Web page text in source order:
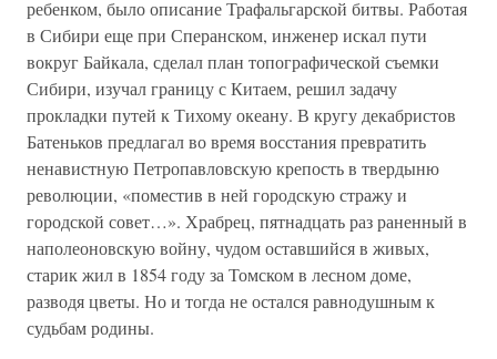
ребенком, было описание Трафальгарской битвы. Работая
в Сибири еще при Сперанском, инженер искал пути
вокруг Байкала, сделал план топографической съемки
Сибири, изучал границу с Китаем, решил задачу
прокладки путей к Тихому океану. В кругу декабристов
Батеньков предлагал во время восстания превратить
ненавистную Петропавловскую крепость в твердыню
революции, «поместив в ней городскую стражу и
городской совет…». Храбрец, пятнадцать раз раненный в
наполеоновскую войну, чудом оставшийся в живых,
старик жил в 1854 году за Томском в лесном доме,
разводя цветы. Но и тогда не остался равнодушным к
судьбам родины.